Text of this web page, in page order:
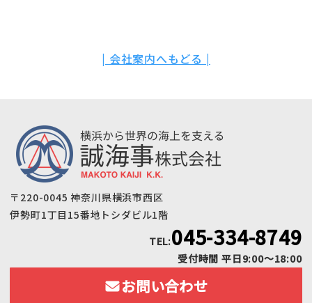
| 会社案内へもどる |
〒220-0045 神奈川県横浜市西区
伊勢町1丁目15番地トシダビル1階
TEL:045-334-8749
受付時間 平日9:00〜18:00
お問い合わせ